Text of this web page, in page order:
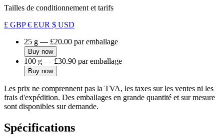
Tailles de conditionnement et tarifs
£ GBP€ EUR $ USD
25 g — £20.00 par emballage
Buy now
100 g — £30.90 par emballage
Buy now
Les prix ne comprennent pas la TVA, les taxes sur les ventes ni les
frais d'expédition. Des emballages en grande quantité et sur mesure
sont disponibles sur demande.
Spécifications